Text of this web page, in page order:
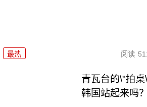
最热 阅读
青瓦台的\"拍
韩国站起来吗？